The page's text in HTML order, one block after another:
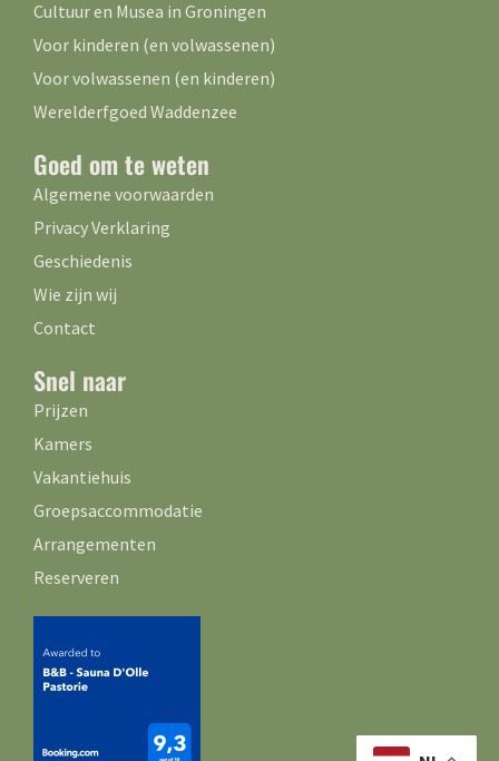
Cultuur en Musea in Groningen
Voor kinderen (en volwassenen)
Voor volwassenen (en kinderen)
Werelderfgoed Waddenzee
Goed om te weten
Algemene voorwaarden
Privacy Verklaring
Geschiedenis
Wie zijn wij
Contact
Snel naar
Prijzen
Kamers
Vakantiehuis
Groepsaccommodatie
Arrangementen
Reserveren